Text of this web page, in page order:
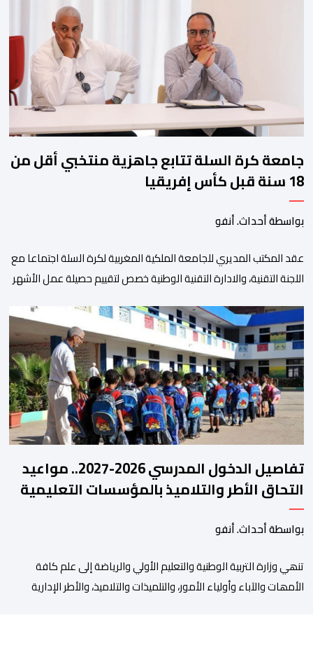
ولم تخل هذه الدورة من مؤشرات إيجابية على مستوى تنوعالمشاركة،
وتبرز هذه الأرقام الحجم الكبير الذي باتت تعرفه تظاهرةالتبوريدة
ومن المرتقب أن تعرف فعاليات الموسم إقبالا جماهيريا
واسعا،في ظل الشغف الكبير الذي يحظى به فن التبوريدة، باعتبارهأحد
جامعة كرة السلة تتابع جاهزية منتخبي أقل من
18 سنة قبل كأس إفريقيا
بواسطة أحداث. أنفو
عقد المكتب المديري للجامعة الملكية المغربية لكرة السلة اجتماعا مع
اللجنة التقنية، والادارة التقنية الوطنية خصص لتقييم حصيلة عمل الأشهر
المنتخبات الوطنية خلال الفترة الأخيرة. وشهد الاجتماع تقديم عرض
مفصل حول مشاركة المنتخبين الوطنيين لأقل من 18 سنة، إناثا وذكورا،
من طرف اللجنة التقنية التي واكبت كل […]
تفاصيل الدخول المدرسي 2026-2027.. مواعيد
التحاق الأطر والتلاميذ بالمؤسسات التعليمية
بواسطة أحداث. أنفو
تنھي وزارة التربیة الوطنیة والتعلیم الأولي والریاضة إلى علم كافة
الأمھات والآباء وأولیاء الأمور، والتلمیذات والتلامیذ، والأطر الإداریة